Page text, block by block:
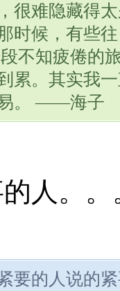
很难隐藏得
时候，有些
不知疲倦的
累。其实我
易。 ——海子
人。
要的人说的